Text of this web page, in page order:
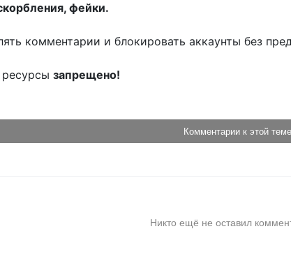
фейки.
комментарии и блокировать аккаунты без
запрещено!
Комментарии к этой
Никто ещё не оставил